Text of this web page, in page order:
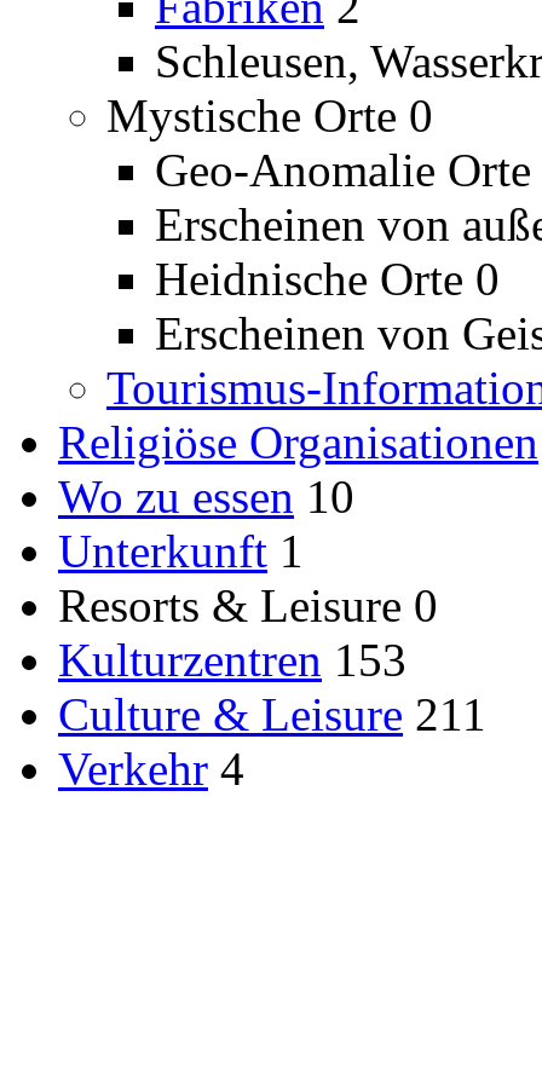
Schleusen,
Mystische Orte 0
Geo-Anomalie Orte
Erscheinen von
Heidnische Orte 0
Erscheinen von
Tourismus-
Religiöse Organisationen
Wo zu essen 10
Unterkunft 1
Resorts & Leisure 0
Kulturzentren 153
Culture & Leisure 211
Verkehr 4